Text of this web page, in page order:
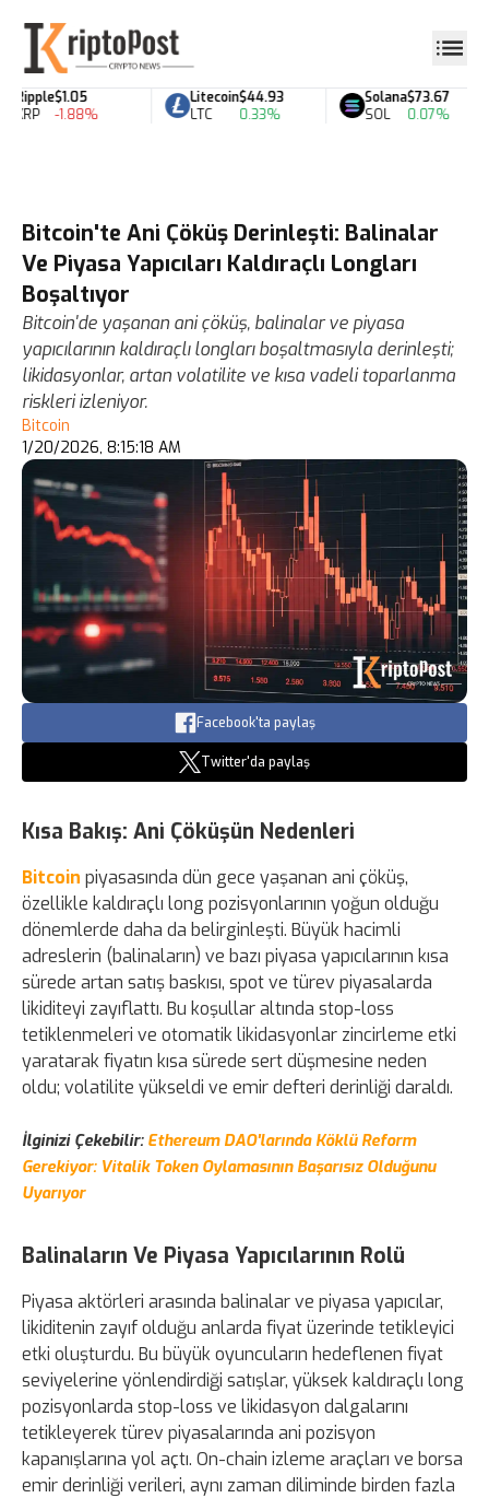
Ripple
XRP
$1.05
-1.88%
Litecoin
LTC
$44.93
0.33%
Solana
SOL
$73.67
0.07%
Bitcoin'te Ani Çöküş Derinleşti: Balinalar
Ve Piyasa Yapıcıları Kaldıraçlı Longları
Boşaltıyor
Bitcoin'de yaşanan ani çöküş, balinalar ve piyasa
yapıcılarının kaldıraçlı longları boşaltmasıyla derinleşti;
likidasyonlar, artan volatilite ve kısa vadeli toparlanma
riskleri izleniyor.
Bitcoin
1/20/2026, 8:15:18 AM
Facebook'ta paylaş
Twitter'da paylaş
Kısa Bakış: Ani Çöküşün Nedenleri
Bitcoin piyasasında dün gece yaşanan ani çöküş,
özellikle kaldıraçlı long pozisyonlarının yoğun olduğu
dönemlerde daha da belirginleşti. Büyük hacimli
adreslerin (balinaların) ve bazı piyasa yapıcılarının kısa
sürede artan satış baskısı, spot ve türev piyasalarda
likiditeyi zayıflattı. Bu koşullar altında stop-loss
tetiklenmeleri ve otomatik likidasyonlar zincirleme etki
yaratarak fiyatın kısa sürede sert düşmesine neden
oldu; volatilite yükseldi ve emir defteri derinliği daraldı.
İlginizi Çekebilir: Ethereum DAO'larında Köklü Reform
Gerekiyor: Vitalik Token Oylamasının Başarısız Olduğunu
Uyarıyor
Balinaların Ve Piyasa Yapıcılarının Rolü
Piyasa aktörleri arasında balinalar ve piyasa yapıcılar,
likiditenin zayıf olduğu anlarda fiyat üzerinde tetikleyici
etki oluşturdu. Bu büyük oyuncuların hedeflenen fiyat
seviyelerine yönlendirdiği satışlar, yüksek kaldıraçlı long
pozisyonlarda stop-loss ve likidasyon dalgalarını
tetikleyerek türev piyasalarında ani pozisyon
kapanışlarına yol açtı. On-chain izleme araçları ve borsa
emir derinliği verileri, aynı zaman diliminde birden fazla